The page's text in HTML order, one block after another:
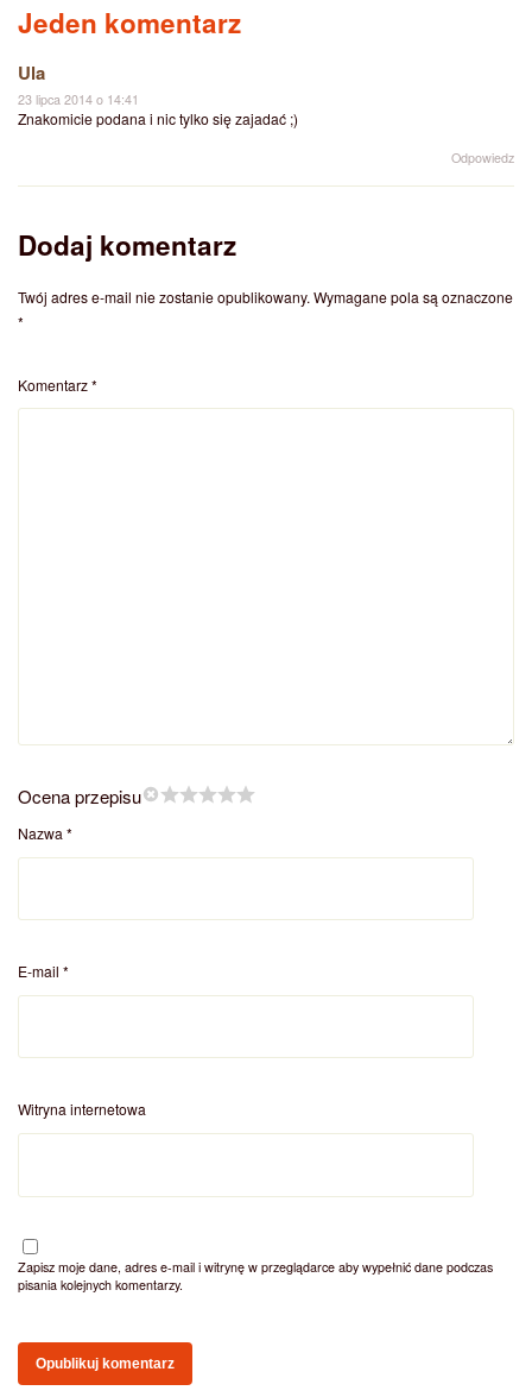
Jeden komentarz
Ula
23 lipca 2014 o 14:41
Znakomicie podana i nic tylko się zajadać ;)
Odpowiedz
Dodaj komentarz
Twój adres e-mail nie zostanie opublikowany. Wymagane pola są oznaczone
*
Komentarz*
Ocena przepisu
Nazwa *
E-mail *
Witryna internetowa
Zapisz moje dane, adres e-mail i witrynę w przeglądarce aby wypełnić dane podczas
pisania kolejnych komentarzy.